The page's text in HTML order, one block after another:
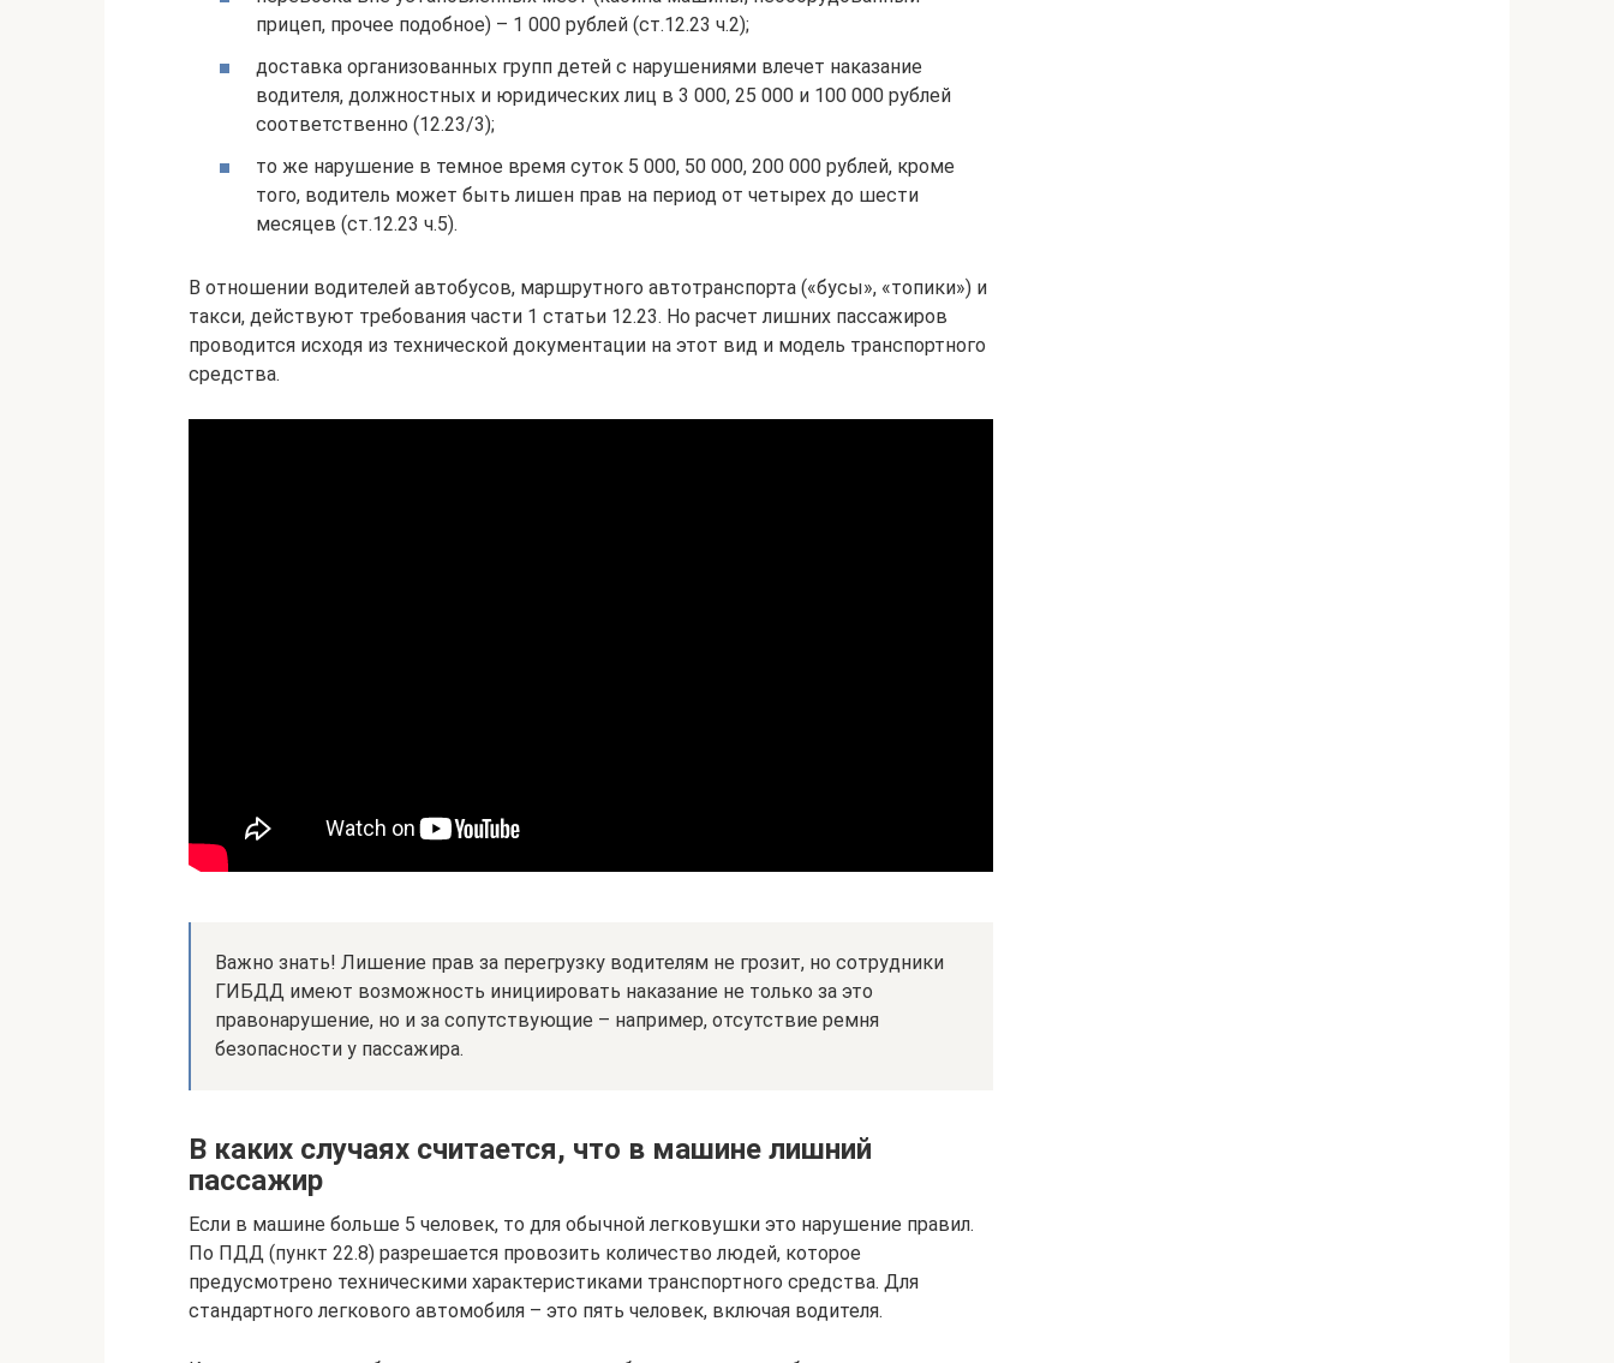
прицеп, прочее подобное) – 1 000 рублей (ст.12.23 ч.2);
доставка организованных групп детей с нарушениями влечет наказание
водителя, должностных и юридических лиц в 3 000, 25 000 и 100 000 рублей
соответственно (12.23/3);
то же нарушение в темное время суток 5 000, 50 000, 200 000 рублей, кроме
того, водитель может быть лишен прав на период от четырех до шести
месяцев (ст.12.23 ч.5).
В отношении водителей автобусов, маршрутного автотранспорта («бусы», «топики») и
такси, действуют требования части 1 статьи 12.23. Но расчет лишних пассажиров
проводится исходя из технической документации на этот вид и модель транспортного
средства.
Важно знать! Лишение прав за перегрузку водителям не грозит, но сотрудники
ГИБДД имеют возможность инициировать наказание не только за это
правонарушение, но и за сопутствующие – например, отсутствие ремня
безопасности у пассажира.
В каких случаях считается, что в машине лишний
пассажир
Если в машине больше 5 человек, то для обычной легковушки это нарушение правил.
По ПДД (пункт 22.8) разрешается провозить количество людей, которое
предусмотрено техническими характеристиками транспортного средства. Для
стандартного легкового автомобиля – это пять человек, включая водителя.